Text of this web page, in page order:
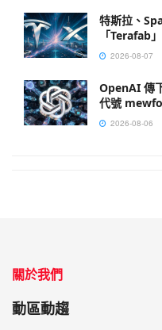
特斯拉、
「Terafab
2026-08-07
OpenAI 傳
代號
2026-08-06
關於我們
動區動趨